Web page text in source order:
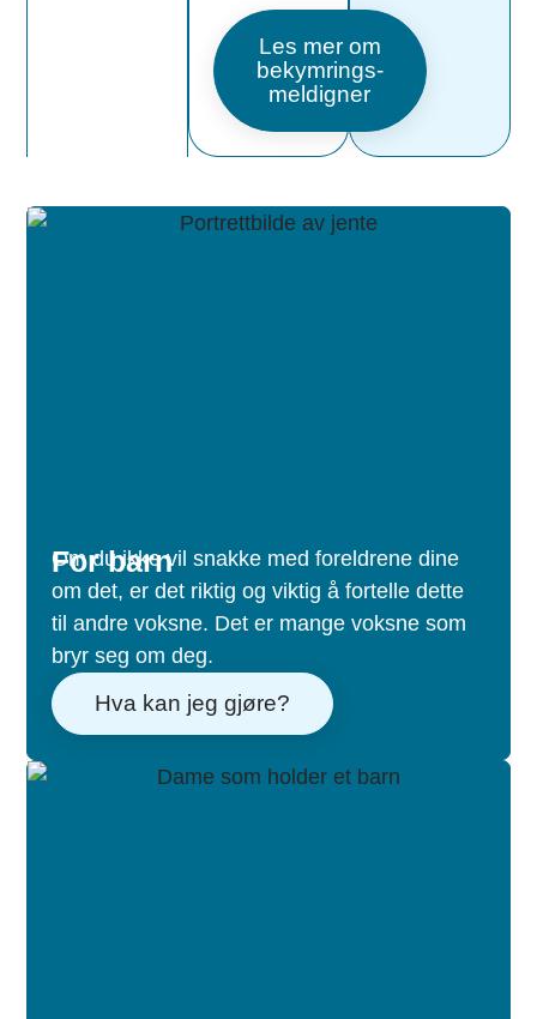
Les mer om
bekymrings­
meldigner
For barn
Om du ikke vil snakke med foreldrene dine
om det, er det riktig og viktig å fortelle dette
til andre voksne. Det er mange voksne som
bryr seg om deg.
Hva kan jeg gjøre?